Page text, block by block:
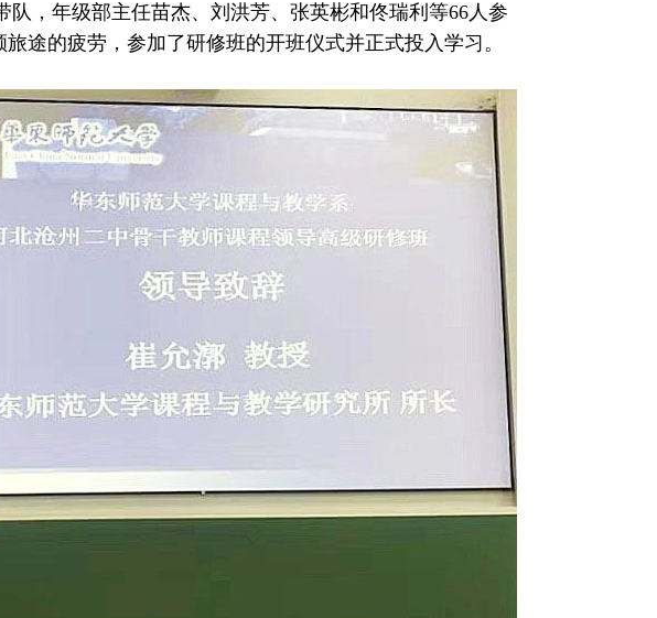
，年级部主任苗杰、刘洪芳、张英彬和佟瑞利等66人参
途的疲劳，参加了研修班的开班仪式并正式投入学习。